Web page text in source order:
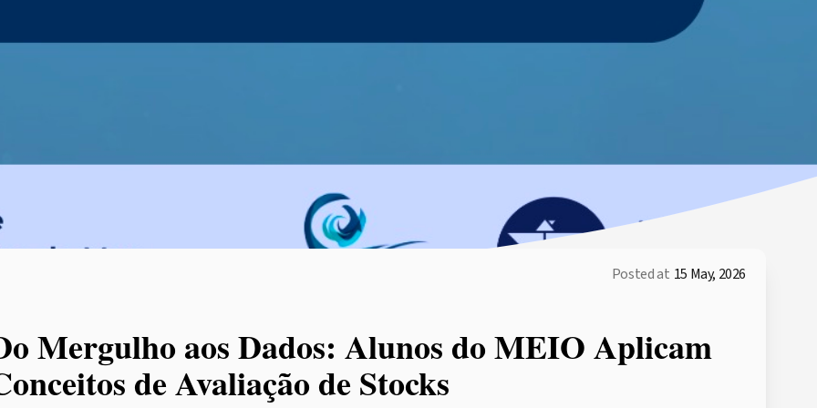
Posted at 15 May, 2026
Mergulho aos Dados: Alunos do MEIO Aplicam
de Avaliação de Stocks